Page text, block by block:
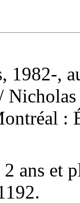
1982-,
:
2 ans et
.